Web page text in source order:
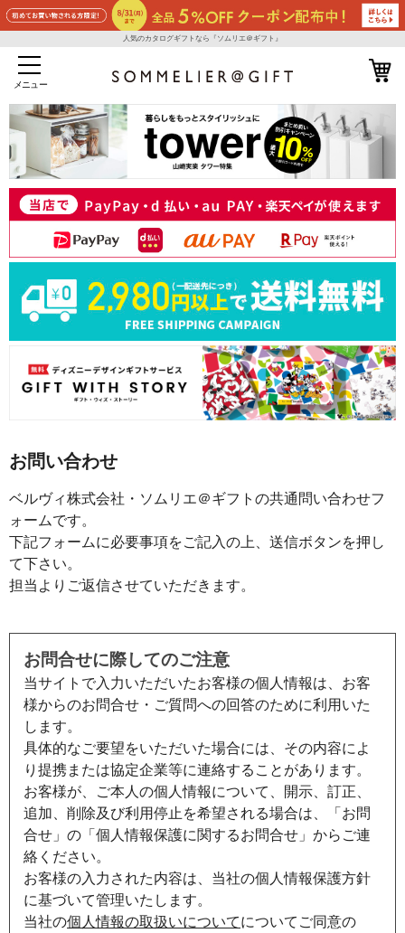
人気のカタログギフトなら『ソムリエ＠ギフト』
メニュー
お問い合わせ
ベルヴィ株式会社・ソムリエ＠ギフトの共通問い合わせフ
ォームです。
下記フォームに必要事項をご記入の上、送信ボタンを押し
て下さい。
担当よりご返信させていただきます。
お問合せに際してのご注意
当サイトで入力いただいたお客様の個人情報は、お客
様からのお問合せ・ご質問への回答のために利用いた
します。
具体的なご要望をいただいた場合には、その内容によ
り提携または協定企業等に連絡することがあります。
お客様が、ご本人の個人情報について、開示、訂正、
追加、削除及び利用停止を希望される場合は、「お問
合せ」の「個人情報保護に関するお問合せ」からご連
絡ください。
お客様の入力された内容は、当社の個人情報保護方針
に基づいて管理いたします。
当社の個人情報の取扱いについてについてご同意の